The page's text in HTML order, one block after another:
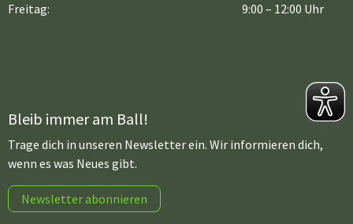
Freitag:
9:00 – 12:00 Uhr
Bleib immer am Ball!
Trage dich in unseren Newsletter ein. Wir informieren dich,
wenn es was Neues gibt.
Newsletter abonnieren